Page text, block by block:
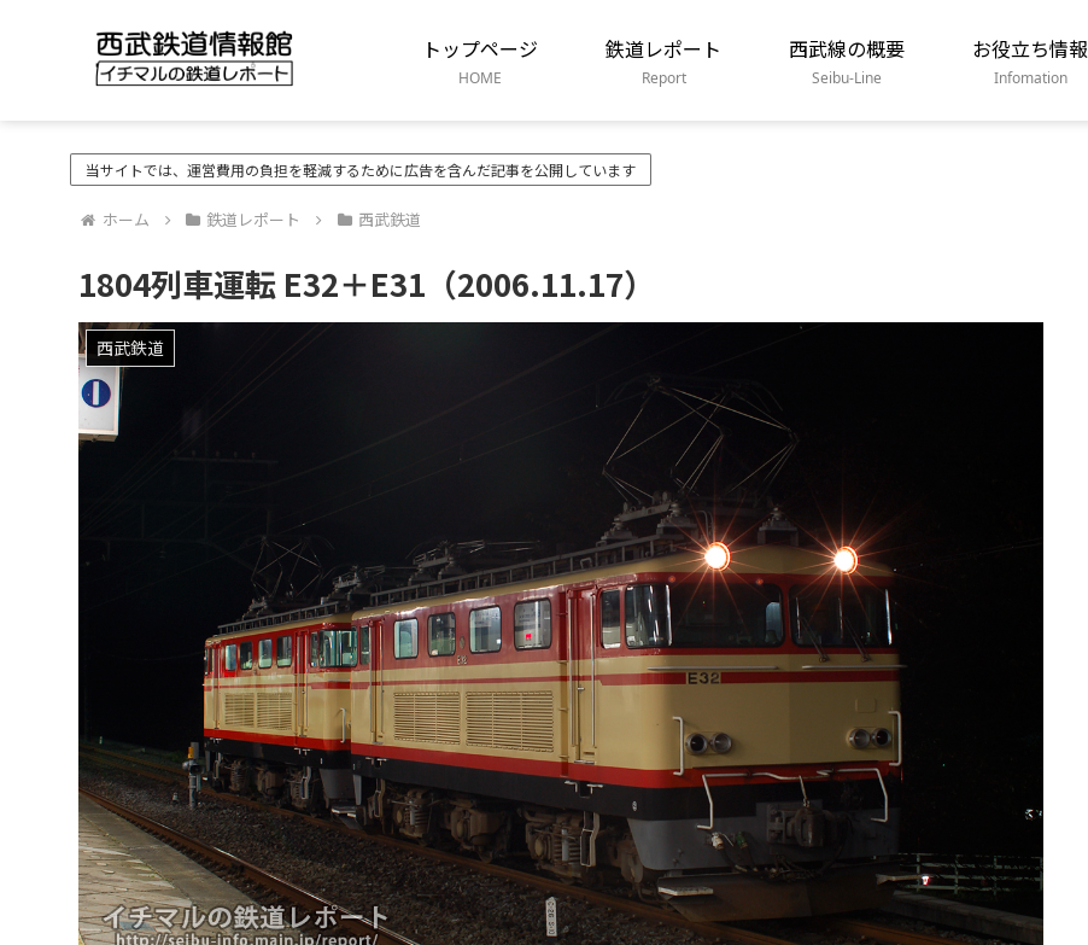
トップページ
HOME
鉄道レポート
Report
西武線の概要
Seibu-Line
お役立ち情報
Infomation
当サイトでは、運営費用の負担を軽減するために広告を含んだ記事を公開しています
ホーム 鉄道レポート 西武鉄道
1804列車運転 E32＋E31（2006.11.17）
西武鉄道